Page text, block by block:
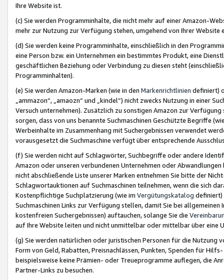
Ihre Website ist.
(c) Sie werden Programminhalte, die nicht mehr auf einer Amazon-
mehr zur Nutzung zur Verfügung stehen, umgehend von Ihrer
(d) Sie werden keine Programminhalte, einschließlich in den
eine Person bzw. ein Unternehmen ein bestimmtes Produkt, eine
geschäftlichen Beziehung oder Verbindung zu diesen steht
Programminhalten).
(e) Sie werden Amazon-Marken (wie in den Markenrichtlinien definiert)
„ammazon“, „amaozn“ und „kindel“) nicht zwecks Nutzung in einer
Versuch unternehmen). Zusätzlich zu sonstigen Amazon zur
sorgen, dass von uns benannte Suchmaschinen Geschützte Begriffe
Werbeinhalte im Zusammenhang mit Suchergebnissen verwendet
vorausgesetzt die Suchmaschine verfügt über entsprechende
(f) Sie werden nicht auf Schlagwörter, Suchbegriffe oder andere
Amazon oder unseren verbundenen Unternehmen oder
nicht abschließende Liste unserer Marken entnehmen Sie bitte der
Schlagwortauktionen auf Suchmaschinen teilnehmen, wenn die sich
Kostenpflichtige Suchplatzierung (wie im Vergütungskatalog definiert)
Suchmaschinen Links zur Verfügung stellen, damit Sie bei
kostenfreien Suchergebnissen) auftauchen, solange Sie die
auf Ihre Website leiten und nicht unmittelbar oder mittelbar über eine
(g) Sie werden natürlichen oder juristischen Personen für die Nutzung
Form von Geld, Rabatten, Preisnachlässen, Punkten, Spenden für
beispielsweise keine Prämien- oder Treueprogramme auflegen, die
Partner-Links zu besuchen.